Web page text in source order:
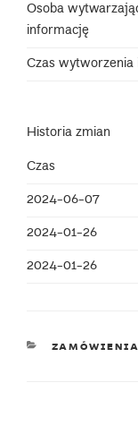
Osoba
informację
Czas
Historia zmian
Czas
2024-06-07
2024-01-26
2024-01-26
KATEGORIE